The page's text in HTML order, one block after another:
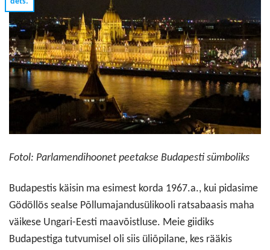
Fotol: Parlamendihoonet peetakse Budapesti sümboliks
Budapestis käisin ma esimest korda 1967.a., kui pidasime
Gödöllös sealse Põllumajandusülikooli ratsabaasis maha
väikese Ungari-Eesti maavõistluse. Meie giidiks
Budapestiga tutvumisel oli siis üliõpilane, kes rääkis